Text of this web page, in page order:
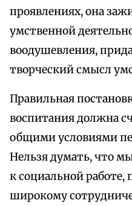
проявлениях, она
умственной
воодушевления,
творческий смысл
Правильная
воспитания должна
общими условиями
Нельзя думать, что
к социальной работе,
широкому